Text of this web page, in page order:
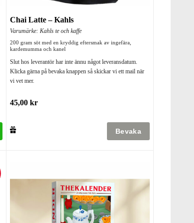
Chai Latte – Kahls
Varumärke: Kahls te och kaffe
200 gram söt med en kryddig eftersmak av ingefära,
kardemumma och kanel
Slut hos leverantör har inte ännu något leveransdatum.
Klicka gärna på bevaka knappen så skickar vi ett mail när
vi vet mer.
45,00 kr